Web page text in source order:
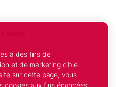
Instagram
à des fins de
et de marketing ciblé.
sur cette page, vous
cookies aux fins énoncées